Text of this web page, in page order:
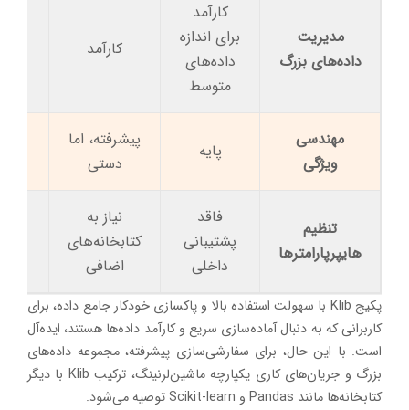
مدیریت
داده‌های بزرگ
کارآمد
برای اندازه
داده‌های
متوسط
کارآمد
مهندسی
ویژگی
پایه
پیشرفته، اما
دستی
تنظیم
هایپرپارامترها
فاقد
پشتیبانی
داخلی
نیاز به
کتابخانه‌های
اضافی
پکیج Klib با سهولت استفاده بالا و پاکسازی خودکار جامع داده، برای
کاربرانی که به دنبال آماده‌سازی سریع و کارآمد داده‌ها هستند، ایده‌آل
است. با این حال، برای سفارشی‌سازی پیشرفته، مجموعه داده‌های
بزرگ و جریان‌های کاری یکپارچه ماشین‌لرنینگ، ترکیب Klib با دیگر
کتابخانه‌ها مانند Pandas و Scikit-learn توصیه می‌شود.